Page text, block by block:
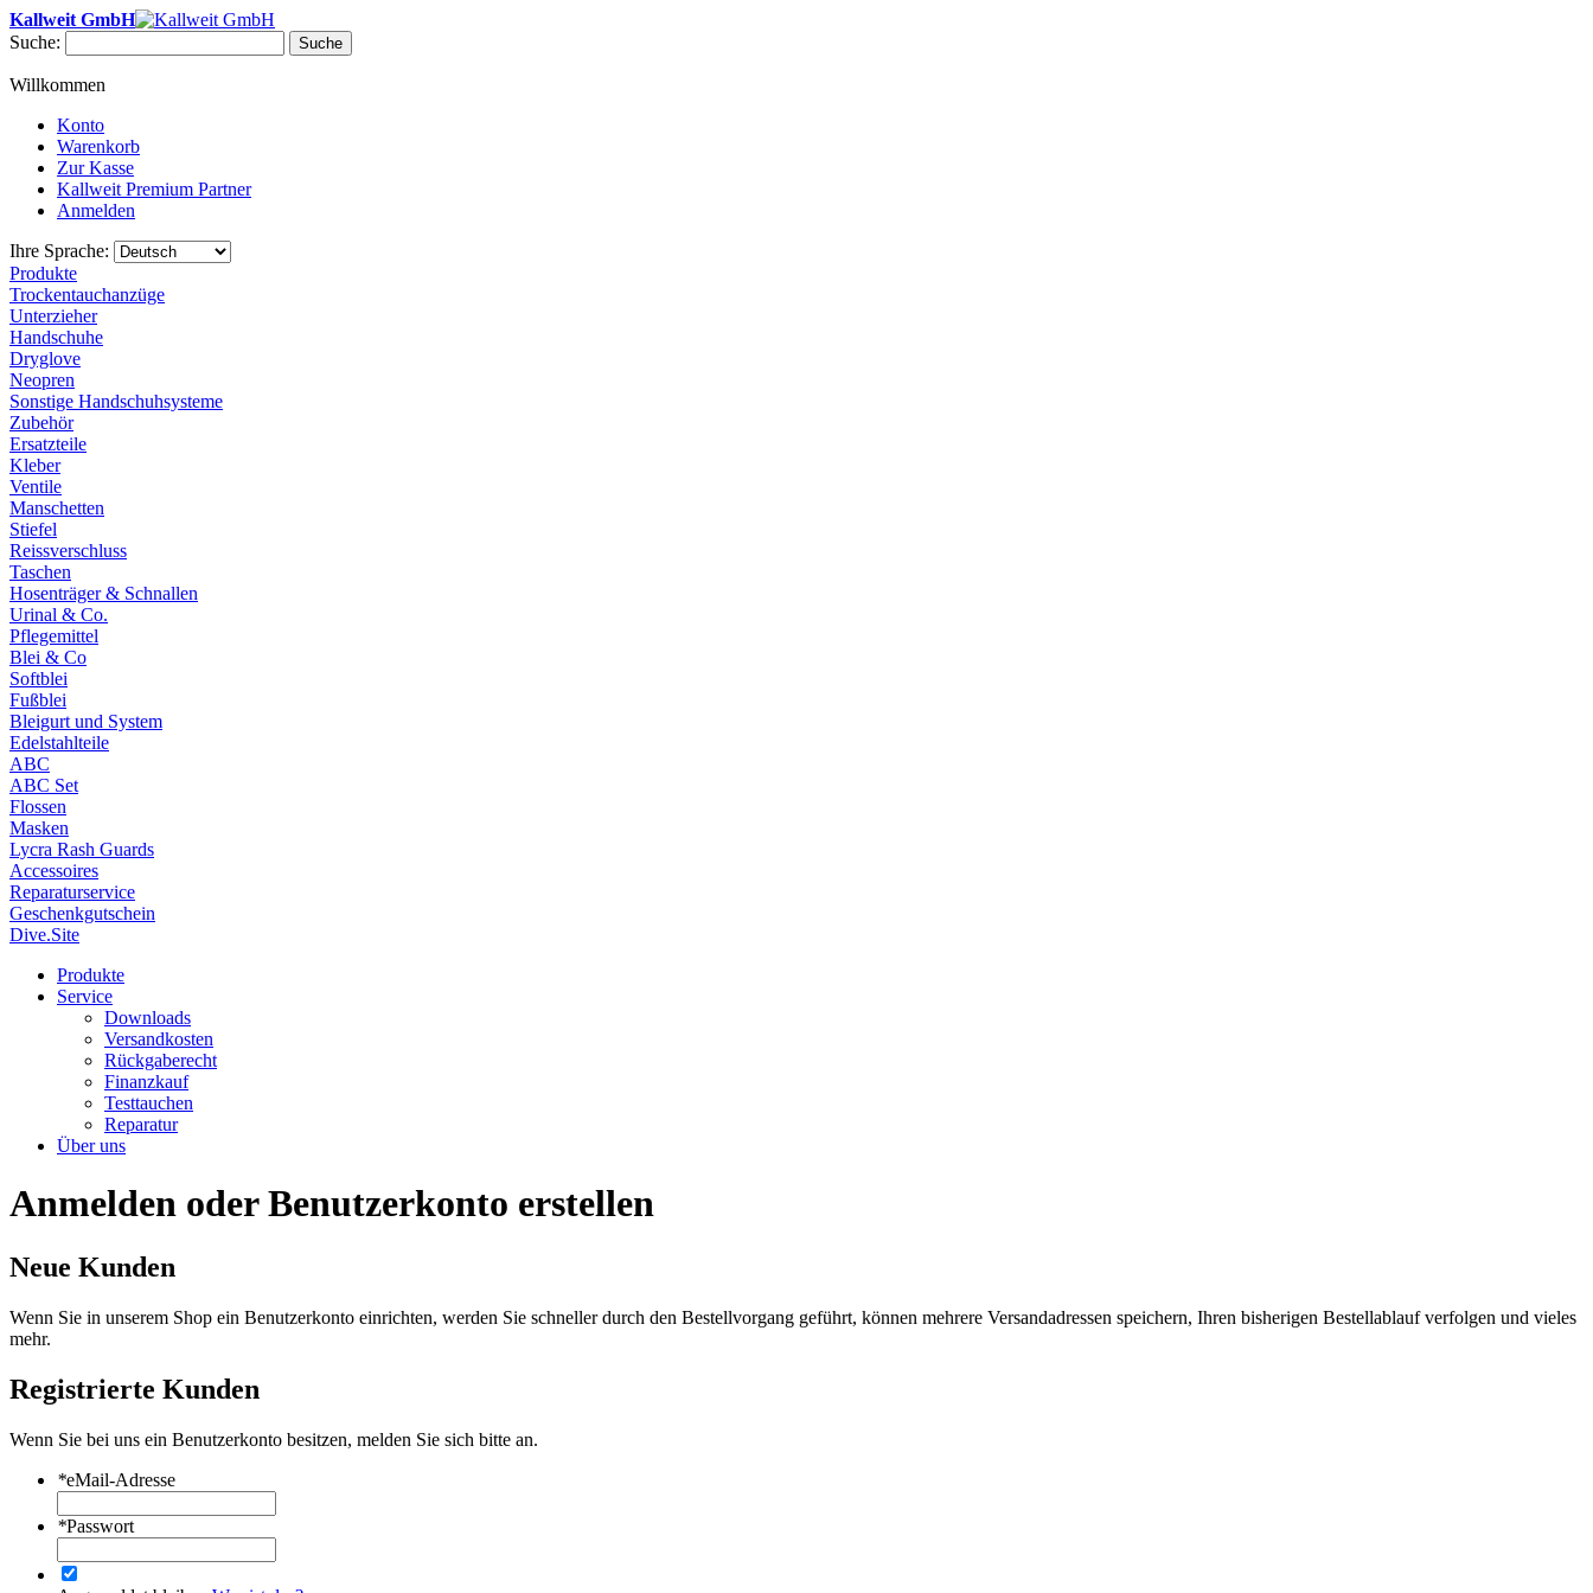
Kallweit GmbH
Suche:
Suche
Willkommen
Konto
Warenkorb
Zur Kasse
Kallweit Premium Partner
Anmelden
Ihre Sprache:
Produkte
Trockentauchanzüge
Unterzieher
Handschuhe
Dryglove
Neopren
Sonstige Handschuhsysteme
Zubehör
Ersatzteile
Kleber
Ventile
Manschetten
Stiefel
Reissverschluss
Taschen
Hosenträger & Schnallen
Urinal & Co.
Pflegemittel
Blei & Co
Softblei
Fußblei
Bleigurt und System
Edelstahlteile
ABC
ABC Set
Flossen
Masken
Lycra Rash Guards
Accessoires
Reparaturservice
Geschenkgutschein
Dive.Site
Produkte
Service
Downloads
Versandkosten
Rückgaberecht
Finanzkauf
Testtauchen
Reparatur
Über uns
Anmelden oder Benutzerkonto erstellen
Neue Kunden
Wenn Sie in unserem Shop ein Benutzerkonto einrichten, werden Sie schneller durch den Bestellvorgang geführt, können mehrere Versandadressen speichern, Ihren bisherigen Bestellablauf verfolgen und vieles
mehr.
Registrierte Kunden
Wenn Sie bei uns ein Benutzerkonto besitzen, melden Sie sich bitte an.
*eMail-Adresse
*Passwort